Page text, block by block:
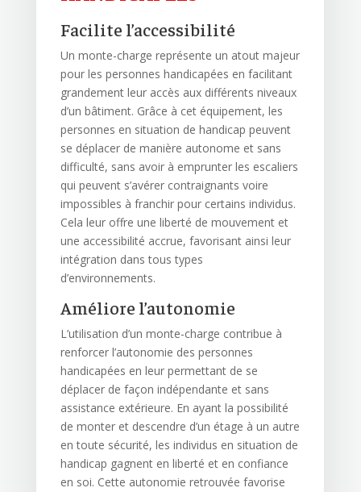
Facilite l’accessibilité
Un monte-charge représente un atout majeur
pour les personnes handicapées en facilitant
grandement leur accès aux différents niveaux
d’un bâtiment. Grâce à cet équipement, les
personnes en situation de handicap peuvent
se déplacer de manière autonome et sans
difficulté, sans avoir à emprunter les escaliers
qui peuvent s’avérer contraignants voire
impossibles à franchir pour certains individus.
Cela leur offre une liberté de mouvement et
une accessibilité accrue, favorisant ainsi leur
intégration dans tous types
d’environnements.
Améliore l’autonomie
L’utilisation d’un monte-charge contribue à
renforcer l’autonomie des personnes
handicapées en leur permettant de se
déplacer de façon indépendante et sans
assistance extérieure. En ayant la possibilité
de monter et descendre d’un étage à un autre
en toute sécurité, les individus en situation de
handicap gagnent en liberté et en confiance
en soi. Cette autonomie retrouvée favorise